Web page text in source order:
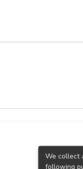
We collect
following